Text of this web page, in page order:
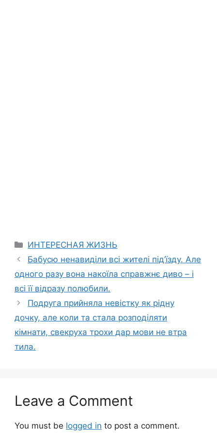
Categories
ИНТЕРЕСНАЯ ЖИЗНЬ
Бабусю ненавиділи всі жителі під’їзду. Але
одного разу вона накоїла справжнє диво – і
всі її відразу полюбили.
Подруга прийняла невістку як рідну
дочку, але коли та стала розподіляти
кімнати, свекруха трохи дар мови не втра
тила.
Leave a Comment
You must be logged in to post a comment.